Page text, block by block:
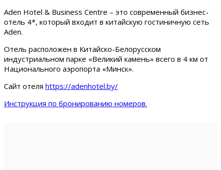
Aden Hotel & Business Centre – это современный бизнес-
отель 4*, который входит в китайскую гостиничную сеть
Aden.
Отель расположен в Китайско-Белорусском
индустриальном парке «Великий камень» всего в 4 км от
Национального аэропорта «Минск».
Сайт отеля https://adenhotel.by/
Инструкция по бронированию номеров.